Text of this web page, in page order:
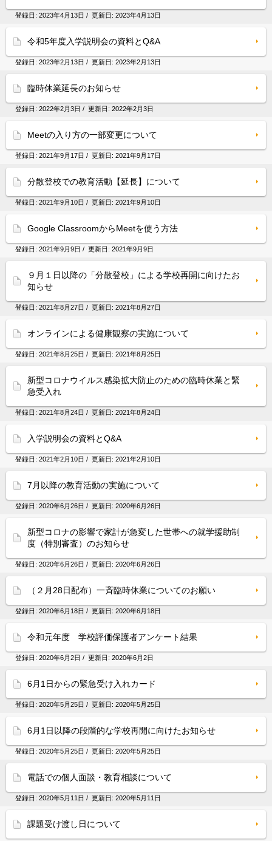
登録日: 2023年4月13日 / 更新日: 2023年4月13日
令和5年度入学説明会の資料とQ&A
登録日: 2023年2月13日 / 更新日: 2023年2月13日
臨時休業延長のお知らせ
登録日: 2022年2月3日 / 更新日: 2022年2月3日
Meetの入り方の一部変更について
登録日: 2021年9月17日 / 更新日: 2021年9月17日
分散登校での教育活動【延長】について
登録日: 2021年9月10日 / 更新日: 2021年9月10日
Google ClassroomからMeetを使う方法
登録日: 2021年9月9日 / 更新日: 2021年9月9日
９月１日以降の「分散登校」による学校再開に向けたお
知らせ
登録日: 2021年8月27日 / 更新日: 2021年8月27日
オンラインによる健康観察の実施について
登録日: 2021年8月25日 / 更新日: 2021年8月25日
新型コロナウイルス感染拡大防止のための臨時休業と緊
急受入れ
登録日: 2021年8月24日 / 更新日: 2021年8月24日
入学説明会の資料とQ&A
登録日: 2021年2月10日 / 更新日: 2021年2月10日
7月以降の教育活動の実施について
登録日: 2020年6月26日 / 更新日: 2020年6月26日
新型コロナの影響で家計が急変した世帯への就学援助制
度（特別審査）のお知らせ
登録日: 2020年6月26日 / 更新日: 2020年6月26日
（２月28日配布）一斉臨時休業についてのお願い
登録日: 2020年6月18日 / 更新日: 2020年6月18日
令和元年度 学校評価保護者アンケート結果
登録日: 2020年6月2日 / 更新日: 2020年6月2日
6月1日からの緊急受け入れカード
登録日: 2020年5月25日 / 更新日: 2020年5月25日
6月1日以降の段階的な学校再開に向けたお知らせ
登録日: 2020年5月25日 / 更新日: 2020年5月25日
電話での個人面談・教育相談について
登録日: 2020年5月11日 / 更新日: 2020年5月11日
課題受け渡し日について